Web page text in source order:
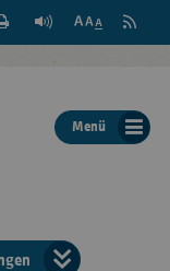
der
Seite
Feed
Menü